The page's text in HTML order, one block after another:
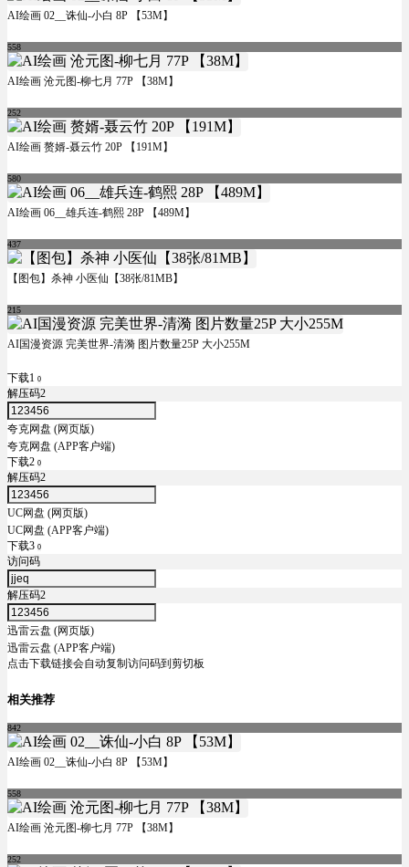
AI绘画 02__诛仙-小白 8P 【53M】
558
AI绘画 沧元图-柳七月 77P 【38M】
252
AI绘画 赘婿-聂云竹 20P 【191M】
580
AI绘画 06__雄兵连-鹤熙 28P 【489M】
437
【图包】杀神 小医仙【38张/81MB】
215
AI国漫资源 完美世界-清漪 图片数量25P 大小255M
下载1 0
解压码2
夸克网盘 (网页版)
夸克网盘 (APP客户端)
下载2 0
解压码2
UC网盘 (网页版)
UC网盘 (APP客户端)
下载3 0
访问码
解压码2
迅雷云盘 (网页版)
迅雷云盘 (APP客户端)
点击下载链接会自动复制访问码到剪切板
相关推荐
842
AI绘画 02__诛仙-小白 8P 【53M】
558
AI绘画 沧元图-柳七月 77P 【38M】
252